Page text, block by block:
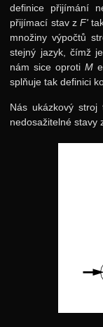
definice přijímání
přijímací stav zF'
množiny výpočtů
stejný jazyk, čímž
nám sice oproti M
splňuje tak definici
Nás ukázkový
nedosažitelné stavy